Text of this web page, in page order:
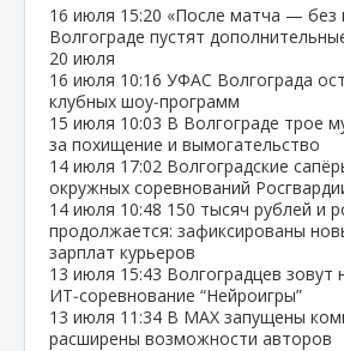
16 июля 15:20 «После матча — без
Волгограде пустят
20 июля
16 июля 10:16 УФАС Волгограда
клубных шоу‑программ
15 июля 10:03 В Волгограде трое
за похищение и вымогательство
14 июля 17:02 Волгоградские
окружных соревнований
14 июля 10:48 150 тысяч рублей и
продолжается: зафиксированы
зарплат курьеров
13 июля 15:43 Волгоградцев зовут
ИТ‑соревнование “Нейроигры”
13 июля 11:34 В МАХ запущены
расширены возможности авторов